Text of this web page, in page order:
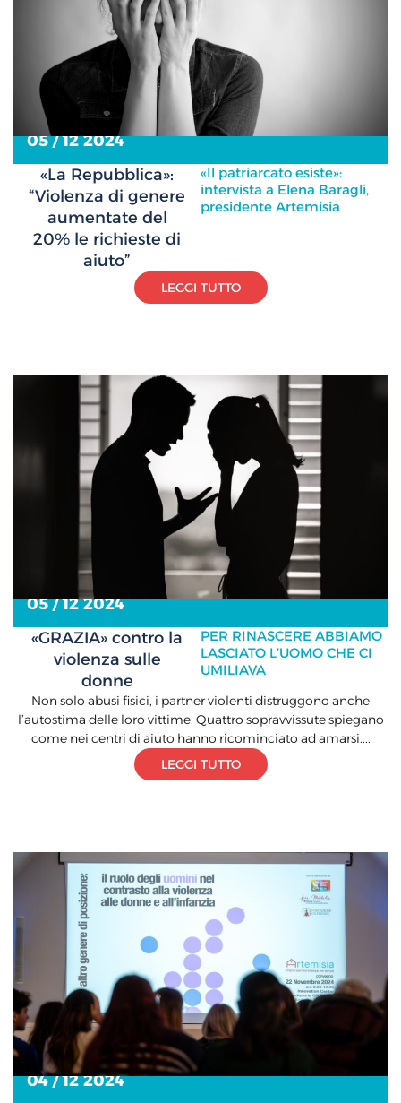
«La Repubblica»:
“Violenza di genere
aumentate del
20% le richieste di
aiuto”
«Il patriarcato esiste»:
intervista a Elena Baragli,
presidente Artemisia
05 / 12 2024
LEGGI TUTTO
«GRAZIA» contro la
violenza sulle
donne
PER RINASCERE ABBIAMO
LASCIATO L’UOMO CHE CI
UMILIAVA
05 / 12 2024
Non solo abusi fisici, i partner violenti distruggono anche
l’autostima delle loro vittime. Quattro sopravvissute spiegano
come nei centri di aiuto hanno ricominciato ad amarsi....
LEGGI TUTTO
04 / 12 2024